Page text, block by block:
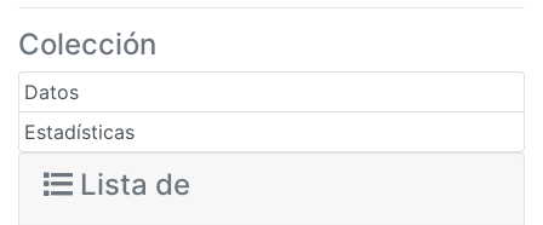
Colección
Datos
Estadísticas
Lista de